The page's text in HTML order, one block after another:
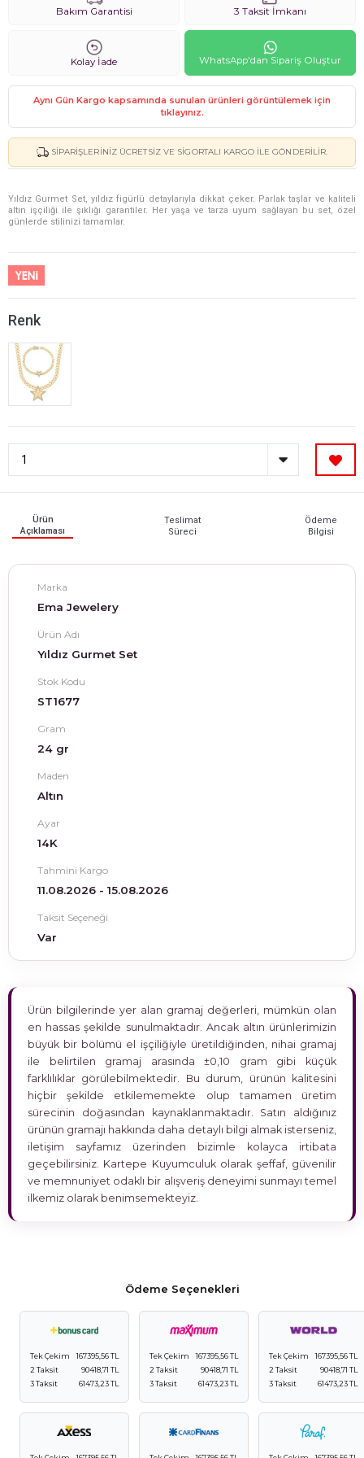
Bakım Garantisi 3 Taksit İmkanı
Kolay İade WhatsApp'dan Sipariş Oluştur
Aynı Gün Kargo kapsamında sunulan ürünleri görüntülemek için
tıklayınız.
SIPARIŞLERINIZ ÜCRETSIZ VE SIGORTALI KARGO ILE GÖNDERILIR.
Yıldız Gurmet Set, yıldız figürlü detaylarıyla dikkat çeker. Parlak taşlar ve kaliteli
altın işçiliği ile şıklığı garantiler. Her yaşa ve tarza uyum sağlayan bu set, özel
günlerde stilinizi tamamlar.
Renk
Ürün
Açıklaması
Teslimat
Süreci
Ödeme
Bilgisi
Marka
Ema Jewelery
Ürün Adı
Yıldız Gurmet Set
Stok Kodu
ST1677
Gram
24 gr
Maden
Altın
Ayar
14K
Tahmini Kargo
11.08.2026 - 15.08.2026
Taksit Seçeneği
Var
Ürün bilgilerinde yer alan gramaj değerleri, mümkün olan
en hassas şekilde sunulmaktadır. Ancak altın ürünlerimizin
büyük bir bölümü el işçiliğiyle üretildiğinden, nihai gramaj
ile belirtilen gramaj arasında ±0,10 gram gibi küçük
farklılıklar görülebilmektedir. Bu durum, ürünün kalitesini
hiçbir şekilde etkilememekte olup tamamen üretim
sürecinin doğasından kaynaklanmaktadır. Satın aldığınız
ürünün gramajı hakkında daha detaylı bilgi almak isterseniz,
iletişim sayfamız üzerinden bizimle kolayca irtibata
geçebilirsiniz. Kartepe Kuyumculuk olarak şeffaf, güvenilir
ve memnuniyet odaklı bir alışveriş deneyimi sunmayı temel
ilkemiz olarak benimsemekteyiz.
Ödeme Seçenekleri
Tek Çekim
167395,56 TL
2 Taksit
90418,71 TL
3 Taksit
61473,23 TL
Tek Çekim
167395,56 TL
2 Taksit
90418,71 TL
3 Taksit
61473,23 TL
Tek Çekim
167395,56 TL
2 Taksit
90418,71 TL
3 Taksit
61473,23 TL